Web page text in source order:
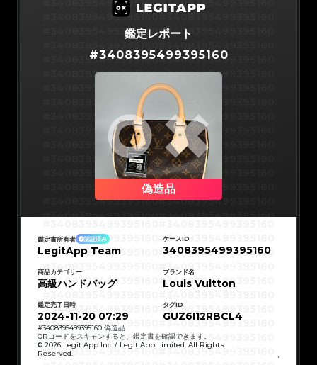
#3066123689299189#3066123689299189
#3066123689299189 #3066123689299189
#3066123689299189
#3066123689299189
#3066123689299189#3066123689299189
#3066123689299189#3066123689299189
#3066123689299189#3066123689299189
#3066123689299189
#3066123689299189
#3066123689299189
#3066123689299189
#3066123689299189#3066123689299189
#3066123689299189#3066123689299189
#3066123689299189#3066123689299189
#3066123689299189#3066123689299189
#3066123689299189#3066123689299189
#3066123689299189#3066123689299189
#3066123689299189
#3066123689299189
#3066123689299189
#3066123689299189
#3066123689299189
#3066123689299189
#3066123689299189
#3066123689299189
#3066123689299189
#3066123689299189
#3066123689299189
#3066123689299189#3066123689299189
#3066123689299189
#3066123689299189#3066123689299189
#3066123689299189#3066123689299189
#3066123689299189#3066123689299189
#3066123689299189
#3066123689299189
#3066123689299189#3066123689299189
#3066123689299189
#3066123689299189
#3066123689299189#3066123689299189
#3066123689299189#3066123689299189
#3066123689299189#3066123689299189
#3066123689299189#3066123689299189
#3066123689299189#3066123689299189
#3066123689299189#3066123689299189
#3066123689299189#3066123689299189
#3066123689299189
#3066123689299189
#3066123689299189
#3066123689299189
#3066123689299189
#3066123689299189
#3066123689299189
#3066123689299189
#3066123689299189
#3066123689299189
#3066123689299189
#3066123689299189#3066123689299189
#3066123689299189#3066123689299189
#3408395499395160#3408395499395160
#3408395499395160#3408395499395160
#3408395499395160#3408395499395160
#3408395499395160#3408395499395160
#3408395499395160#3408395499395160
#3408395499395160#3408395499395160
#3408395499395160
#3408395499395160
#3408395499395160
#3408395499395160
#3408395499395160#3408395499395160
#3408395499395160#3408395499395160
#3408395499395160#3408395499395160
#3408395499395160#3408395499395160
#3408395499395160#3408395499395160
#3408395499395160#3408395499395160
#3408395499395160#3408395499395160
#3408395499395160
#3408395499395160
#3408395499395160
#3408395499395160
#3408395499395160
#3408395499395160
#3408395499395160
#3408395499395160
#3408395499395160
#3408395499395160
#3408395499395160
#3408395499395160
#3408395499395160
#3408395499395160#3408395499395160
#3408395499395160
鑑定レポート
#3408395499395160
偽造品
#3408395499395160
#3408395499395160
#3408395499395160
#3408395499395160
#3408395499395160
#3408395499395160
#3408395499395160
#3408395499395160
#3408395499395160
#3408395499395160
#3408395499395160
#3408395499395160
#3408395499395160#3408395499395160
#3408395499395160#3408395499395160
鑑定書所有者 認証済み
LegitApp Team
ケースID
3408395499395160
商品カテゴリー
高級ハンドバッグ
ブランド名
Louis Vuitton
鑑定完了日時
2024-11-20 07:29
タグID
GUZ6I12RBCL4
#3408395499395160 偽造品
QRコードをスキャンすると、鑑定書を確認できます。
© 2026 Legit App Inc. / Legit App Limited. All Rights
Reserved.